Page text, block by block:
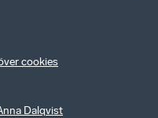
cookies
Dalqvist